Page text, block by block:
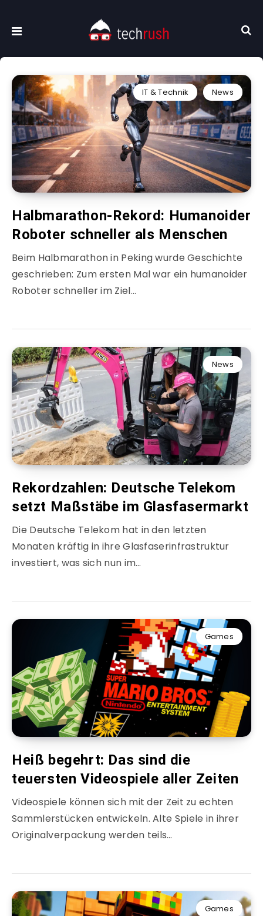
IT & Technik News
Halbmarathon-Rekord: Humanoider
Roboter schneller als Menschen
Beim Halbmarathon in Peking wurde Geschichte
geschrieben: Zum ersten Mal war ein humanoider
Roboter schneller im Ziel…
News
Rekordzahlen: Deutsche Telekom
setzt Maßstäbe im Glasfasermarkt
Die Deutsche Telekom hat in den letzten
Monaten kräftig in ihre Glasfaserinfrastruktur
investiert, was sich nun im…
Games
Heiß begehrt: Das sind die
teuersten Videospiele aller Zeiten
Videospiele können sich mit der Zeit zu echten
Sammlerstücken entwickeln. Alte Spiele in ihrer
Originalverpackung werden teils…
Games